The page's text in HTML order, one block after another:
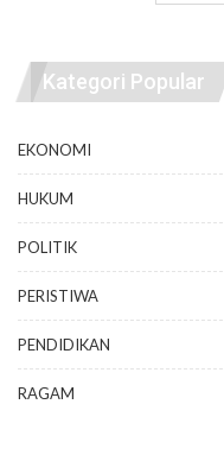
Kategori Popular
EKONOMI
HUKUM
POLITIK
PERISTIWA
PENDIDIKAN
RAGAM